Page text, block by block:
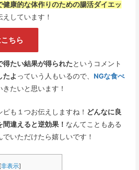
健康的な体作りのための腸活ダイエッ
えしています！
ちら
得たい結果が得られたというコメント
たよ っていう人もいるので、NGな食べ
たいと思います！
も１つお伝えしますね！ どんなに良
違えると逆効果！ なんてこともある
いただけたら嬉しいです！
[非表示]